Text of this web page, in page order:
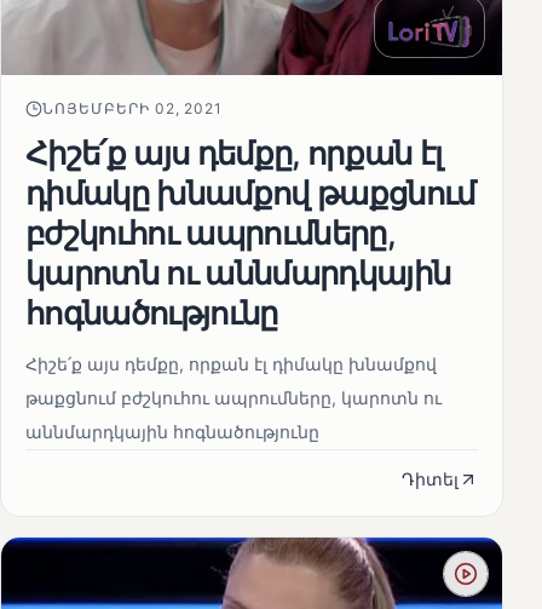
ՆՈՅԵՄԲԵՐԻ 02, 2021
Հիշե՛ք այս դեմքը, որքան էլ
դիմակը խնամքով թաքցնում
բժշկուհու ապրումները,
կարոտն ու աննմարդկային
հոգնածությունը
Հիշե՛ք այս դեմքը, որքան էլ դիմակը խնամքով
թաքցնում բժշկուհու ապրումները, կարոտն ու
աննմարդկային հոգնածությունը
Դիտել